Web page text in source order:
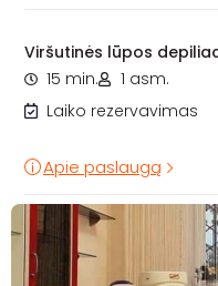
Viršutinės lūpos
15 min.
1 asm.
Laiko rezervavimas
Apie paslaugą